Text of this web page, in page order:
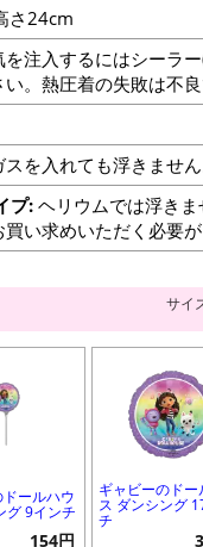
さ24cm
注入するにはシーラ
い。熱圧着の失敗は不
を入れても浮きません
プ:ヘリウムでは浮きま
い求めいただく必要が
サイ
ールハウ
グ 9インチ
154円
ギャビーのドー
ス ダンシング
チ